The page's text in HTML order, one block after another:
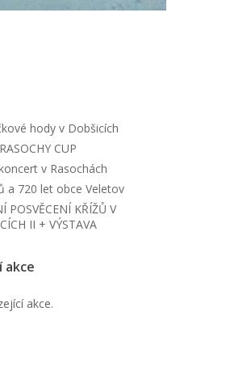
hody v Dobšicích
CUP
v Rasochách
a 720 let obce Veletov
POSVĚCENÍ KŘÍŽŮ V
II + VÝSTAVA
akce
akce.